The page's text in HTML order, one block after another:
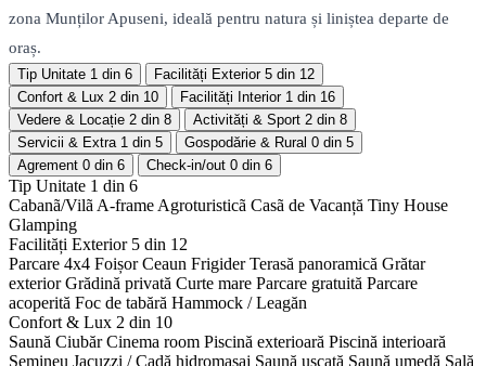
zona Munților Apuseni, ideală pentru natura și liniștea departe de
oraș.
Tip Unitate 1 din 6 Facilități Exterior 5 din 12
Confort & Lux 2 din 10 Facilități Interior 1 din 16
Vedere & Locație 2 din 8 Activități & Sport 2 din 8
Servicii & Extra 1 din 5 Gospodărie & Rural 0 din 5
Agrement 0 din 6 Check-in/out 0 din 6
Tip Unitate 1 din 6
Cabanã/Vilã A-frame Agroturisticã Casã de Vacanță Tiny House
Glamping
Facilități Exterior 5 din 12
Parcare 4x4 Foișor Ceaun Frigider Terasă panoramică Grătar
exterior Grădină privată Curte mare Parcare gratuită Parcare
acoperită Foc de tabără Hammock / Leagăn
Confort & Lux 2 din 10
Saună Ciubăr Cinema room Piscină exterioară Piscină interioară
Șemineu Jacuzzi / Cadă hidromasaj Saună uscată Saună umedă Sală